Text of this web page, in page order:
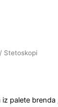
/ Stetoskopi
palete brenda